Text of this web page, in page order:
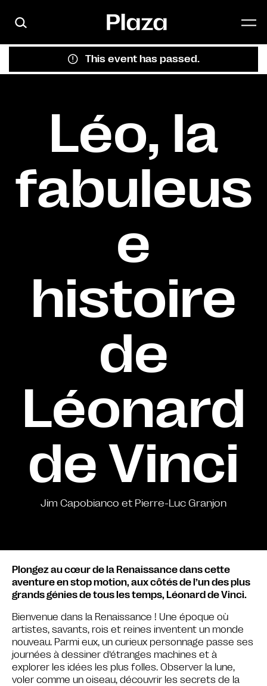
This event has passed.
Léo, la
fabuleus
e
histoire
de
Léonard
de Vinci
Jim Capobianco et Pierre-Luc Granjon
Plongez au cœur de la Renaissance dans cette
aventure en stop motion, aux côtés de l’un des plus
grands génies de tous les temps, Léonard de Vinci.
Bienvenue dans la Renaissance ! Une époque où
artistes, savants, rois et reines inventent un monde
nouveau. Parmi eux, un curieux personnage passe ses
journées à dessiner d’étranges machines et à
explorer les idées les plus folles. Observer la lune,
voler comme un oiseau, découvrir les secrets de la